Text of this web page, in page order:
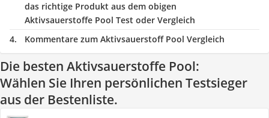
das richtige Produkt aus dem obigen
Aktivsauerstoffe Pool Test oder Vergleich
Kommentare zum Aktivsauerstoff Pool Vergleich
Die besten Aktivsauerstoffe Pool:
Wählen Sie Ihren persönlichen Testsieger
aus der Bestenliste.